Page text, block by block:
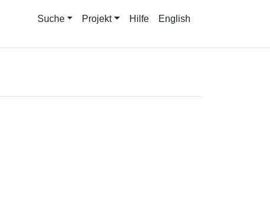
Suche Projekt Hilfe English